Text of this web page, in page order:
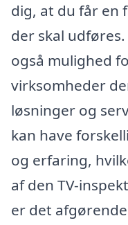
dig, at du får en
der skal
også mulighed
virksomheder
løsninger og
kan have
og erfaring,
af den TV-
er det